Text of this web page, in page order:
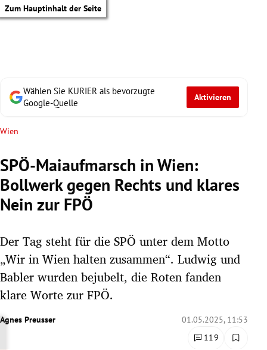
Zum Hauptinhalt der Seite
Untermenü
Untermenü
Wählen Sie KURIER als bevorzugte
Google-Quelle
Aktivieren
Wien
SPÖ-Maiaufmarsch in Wien:
Bollwerk gegen Rechts und klares
Nein zur FPÖ
Der Tag steht für die SPÖ unter dem Motto
„Wir in Wien halten zusammen“. Ludwig und
Babler wurden bejubelt, die Roten fanden
klare Worte zur FPÖ.
Agnes Preusser
01.05.2025, 11:53
119